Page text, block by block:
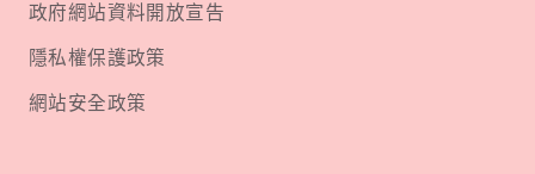
政府網站資料開放宣告
隱私權保護政策
網站安全政策